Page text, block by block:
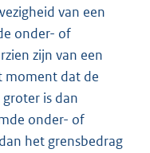
van een
onder- of
zijn van een
moment dat de
is dan
onder- of
het grensbedrag